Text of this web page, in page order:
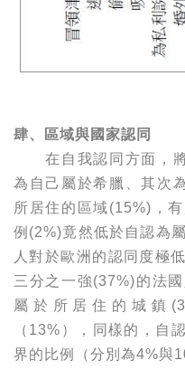
肆、區域與國家認同
在自我認同方面，將
為自己屬於希臘、其次
所居住的區域(15%)，
例(2%)竟然低於自認為
人對於歐洲的認同度極
三分之一強(37%)的法
屬於所居住的城鎮
（13%），同樣的，自
界的比例（分別為4%與